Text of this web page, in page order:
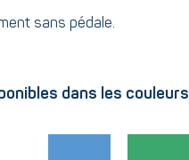
sans pédale.
dans les couleurs